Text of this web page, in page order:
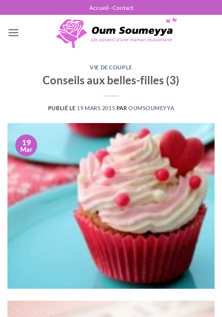
au
contenu
Accueil - Contact
VIE DE COUPLE
Conseils aux belles-filles (3)
PUBLIÉ LE 19 MARS 2015 PAR OUMSOUMEYYA
19
Mar